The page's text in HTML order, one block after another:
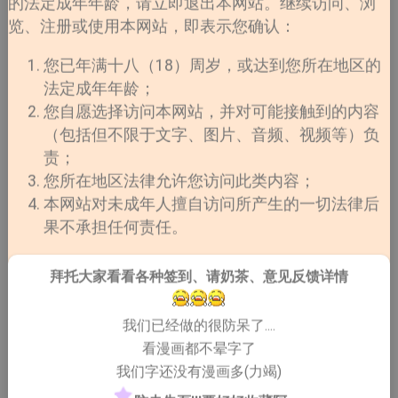
心动关键字：
情绪依赖／低谷相遇／慢慢绑定／无法抽离／温柔但压迫
简介：
两个人在各自最低潮的时候相遇，一开始只是互相陪伴、
互相取暖。但随着时间过去，对方慢慢变成唯一可以依靠
的人。
这种关系看起来很温柔，但也正因为太重要，变得越来越
难放手。当陪伴变成习惯，离开反而成了最难做到的事
情。
览、注册或使用本网站，即表示您确认：
您已年满十八（18）周岁，或达到您所在地区的
法定成年年龄；
您自愿选择访问本网站，并对可能接触到的内容
（包括但不限于文字、图片、音频、视频等）负
责；
您所在地区法律允许您访问此类内容；
本网站对未成年人擅自访问所产生的一切法律后
果不承担任何责任。
拜托大家看看各种签到、请奶茶、意见反馈详情
我们已经做的很防呆了....
看漫画都不晕字了
我们字还没有漫画多(力竭)